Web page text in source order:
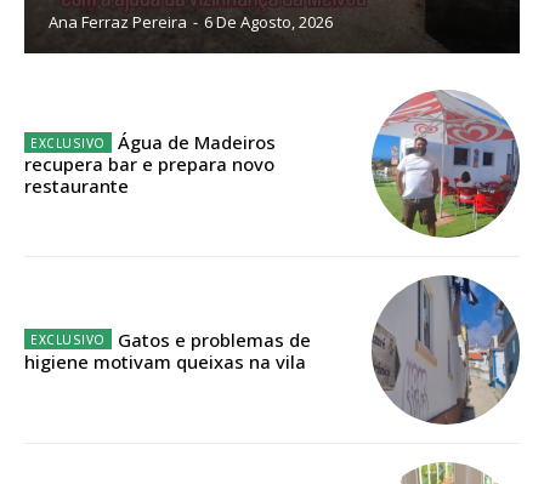
Sendo assinante terá acesso a todos os conteúdos exclusivos e versões
12 meses
Edição em papel entregue à Quinta-feira em sua
Ana Ferraz Pereira - 6 De Agosto, 2026
Água de Madeiros
recupera bar e prepara novo
restaurante
Gatos e problemas de
higiene motivam queixas na vila